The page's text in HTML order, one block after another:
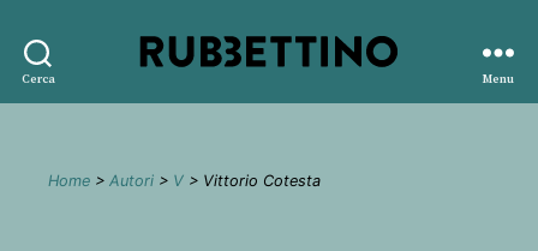
Cerca
editore
Menu
Home > Autori > V > Vittorio Cotesta